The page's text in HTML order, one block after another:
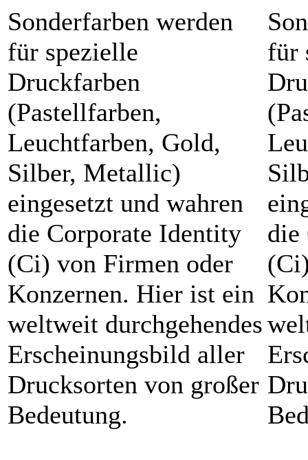
Sonderfarben werden
für spezielle
Druckfarben
(Pastellfarben,
Leuchtfarben, Gold,
Silber, Metallic)
eingesetzt und wahren
die Corporate Identity
(Ci) von Firmen oder
Konzernen. Hier ist ein
weltweit durchgehendes
Erscheinungsbild aller
Drucksorten von großer
Bedeutung.
für
die